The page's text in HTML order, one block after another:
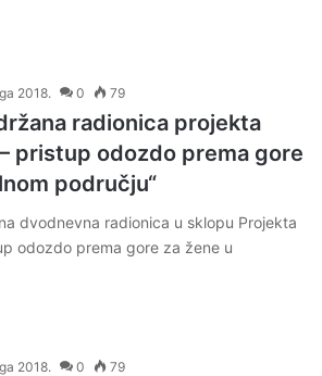
2018. 0 79
radionica projekta
– pristup odozdo prema gore
području“
dvodnevna radionica u sklopu Projekta
odozdo prema gore za žene u
2018. 0 79